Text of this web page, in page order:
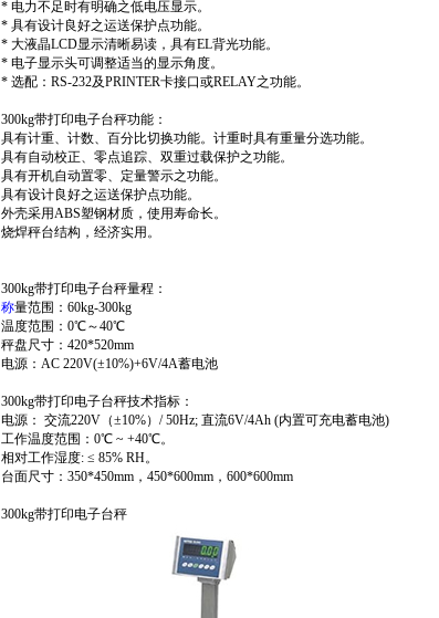
* 电力不足时有明确之低电压显示。
* 具有设计良好之运送保护点功能。
* 大液晶LCD显示清晰易读，具有EL背光功能。
* 电子显示头可调整适当的显示角度。
* 选配：RS-232及PRINTER卡接口或RELAY之功能。
300kg带打印电子台秤功能：
具有计重、计数、百分比切换功能。计重时具有重量分选功能。
具有自动校正、零点追踪、双重过载保护之功能。
具有开机自动置零、定量警示之功能。
具有设计良好之运送保护点功能。
外壳采用ABS塑钢材质，使用寿命长。
烧焊秤台结构，经济实用。
300kg带打印电子台秤量程：
称量范围：60kg-300kg
温度范围：0℃～40℃
秤盘尺寸：420*520mm
电源：AC 220V(±10%)+6V/4A蓄电池
300kg带打印电子台秤技术指标：
电源： 交流220V（±10%）/ 50Hz; 直流6V/4Ah (内置可充电蓄电池)
工作温度范围：0℃ ~ +40℃。
相对工作湿度: ≤ 85% RH。
台面尺寸：350*450mm，450*600mm，600*600mm
300kg带打印电子台秤